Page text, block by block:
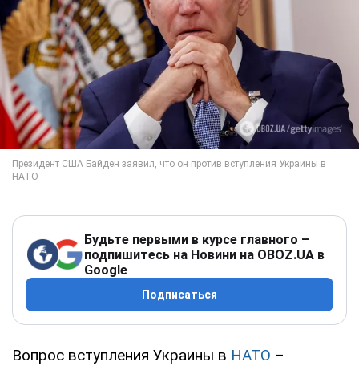
Будьте первыми в курсе главного –
подпишитесь на Новини на OBOZ.UA в
Google
Подписаться
Вопрос вступления Украины в НАТО –